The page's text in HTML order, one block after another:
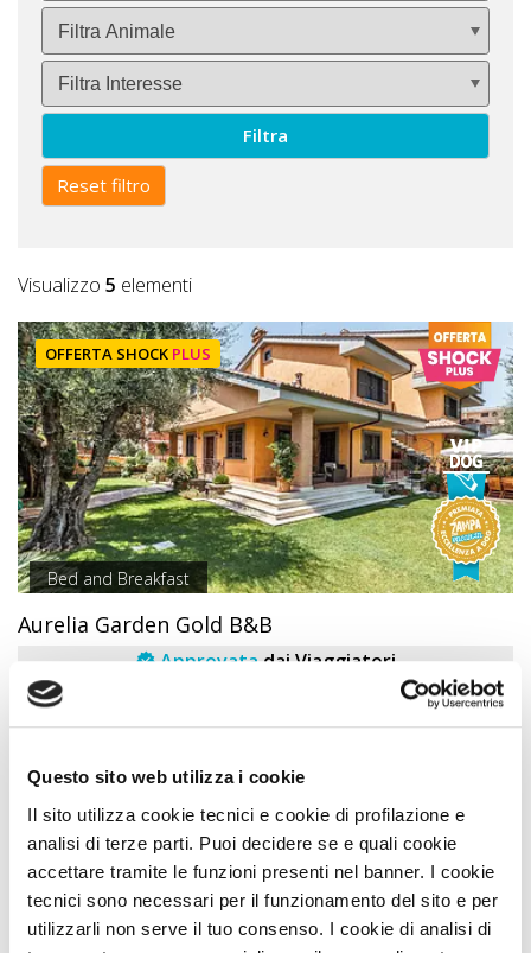
Questo sito web utilizza i cookie
Il sito utilizza cookie tecnici e cookie di profilazione e
analisi di terze parti. Puoi decidere se e quali cookie
accettare tramite le funzioni presenti nel banner. I cookie
tecnici sono necessari per il funzionamento del sito e per
utilizzarli non serve il tuo consenso. I cookie di analisi di
Filtra
Reset filtro
Visualizzo 5 elementi
OFFERTA SHOCK PLUS
Bed and Breakfast
Aurelia Garden Gold B&B
Approvatadai Viaggiatori
A DOG
TOP 100 PIÙ Prenotate
Roma Lazio
Animali Ammessi:
Servizi Speciali A DOG:
Ideale Per: